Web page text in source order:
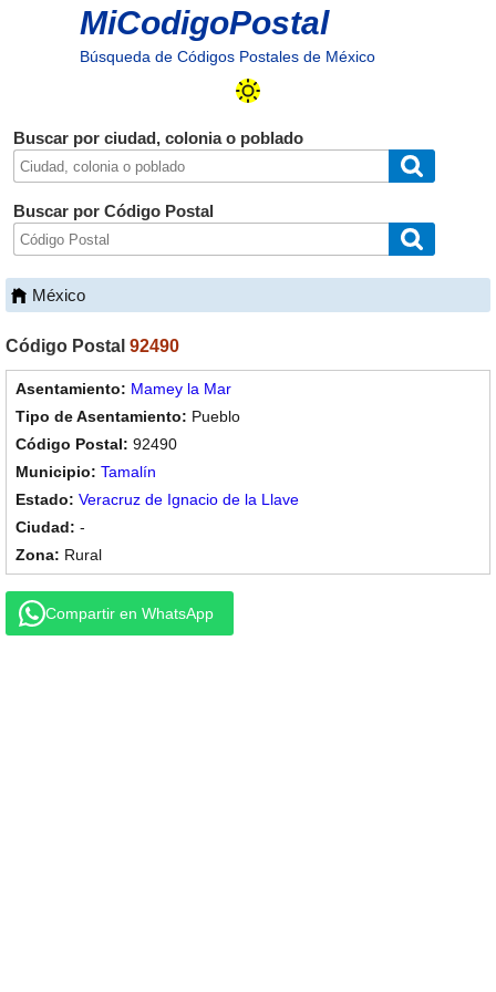
MiCodigoPostal
Búsqueda de Códigos Postales de México
Buscar por ciudad, colonia o poblado
Buscar por Código Postal
México
Código Postal 92490
Mamey la Mar
Pueblo
92490
Tamalín
Veracruz de Ignacio de la Llave
-
Rural
Compartir en WhatsApp